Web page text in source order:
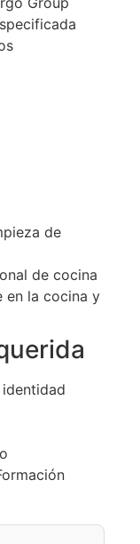
de
de cocina
en la cocina y